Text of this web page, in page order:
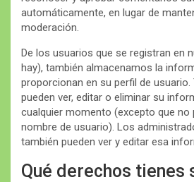
automáticamente, en lugar de
moderación.
De los usuarios que se registran en
hay), también almacenamos la
proporcionan en su perfil de
pueden ver, editar o eliminar su
cualquier momento (excepto que no
nombre de usuario). Los
también pueden ver y editar esa
Qué derechos tienes